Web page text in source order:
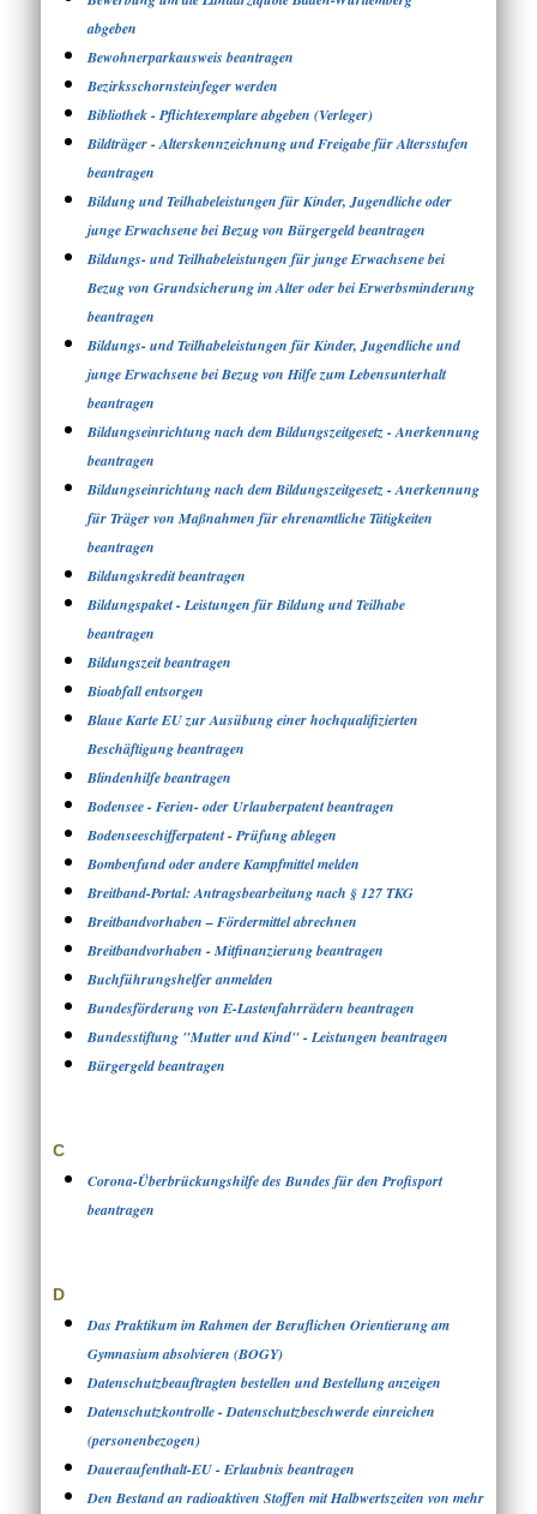
abgeben
Bewohnerparkausweis beantragen
Bezirksschornsteinfeger werden
Bibliothek - Pflichtexemplare abgeben (Verleger)
Bildträger - Alterskennzeichnung und Freigabe für Altersstufen
beantragen
Bildung und Teilhabeleistungen für Kinder, Jugendliche oder
junge Erwachsene bei Bezug von Bürgergeld beantragen
Bildungs- und Teilhabeleistungen für junge Erwachsene bei
Bezug von Grundsicherung im Alter oder bei Erwerbsminderung
beantragen
Bildungs- und Teilhabeleistungen für Kinder, Jugendliche und
junge Erwachsene bei Bezug von Hilfe zum Lebensunterhalt
beantragen
Bildungseinrichtung nach dem Bildungszeitgesetz - Anerkennung
beantragen
Bildungseinrichtung nach dem Bildungszeitgesetz - Anerkennung
für Träger von Maßnahmen für ehrenamtliche Tätigkeiten
beantragen
Bildungskredit beantragen
Bildungspaket - Leistungen für Bildung und Teilhabe
beantragen
Bildungszeit beantragen
Bioabfall entsorgen
Blaue Karte EU zur Ausübung einer hochqualifizierten
Beschäftigung beantragen
Blindenhilfe beantragen
Bodensee - Ferien- oder Urlauberpatent beantragen
Bodenseeschifferpatent - Prüfung ablegen
Bombenfund oder andere Kampfmittel melden
Breitband-Portal: Antragsbearbeitung nach § 127 TKG
Breitbandvorhaben – Fördermittel abrechnen
Breitbandvorhaben - Mitfinanzierung beantragen
Buchführungshelfer anmelden
Bundesförderung von E-Lastenfahrrädern beantragen
Bundesstiftung "Mutter und Kind" - Leistungen beantragen
Bürgergeld beantragen
C
Corona-Überbrückungshilfe des Bundes für den Profisport
beantragen
D
Das Praktikum im Rahmen der Beruflichen Orientierung am
Gymnasium absolvieren (BOGY)
Datenschutzbeauftragten bestellen und Bestellung anzeigen
Datenschutzkontrolle - Datenschutzbeschwerde einreichen
(personenbezogen)
Daueraufenthalt-EU - Erlaubnis beantragen
Den Bestand an radioaktiven Stoffen mit Halbwertszeiten von mehr